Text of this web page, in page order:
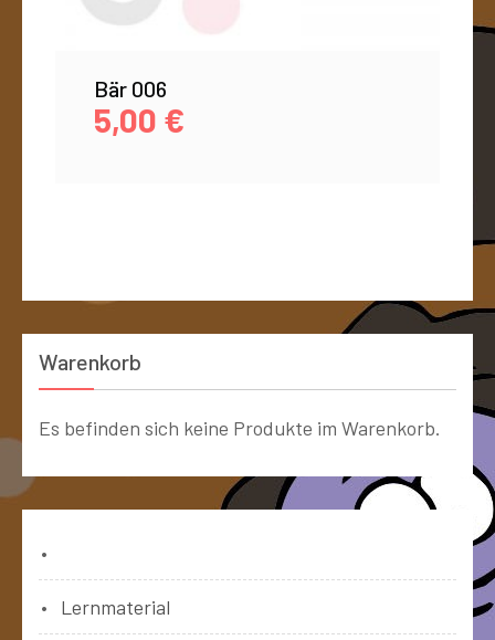
Bär 006
5,00 €
Warenkorb
Es befinden sich keine Produkte im Warenkorb.
Lernmaterial